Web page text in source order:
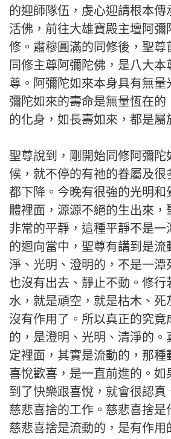
的迎師隊伍，虔心迎請根本傳
活佛，前往大雄寶殿主壇阿彌
修。肅穆圓滿的同修後，聖尊
同修主尊阿彌陀佛，是八大本
尊。阿彌陀如來本身具有無量
彌陀如來的壽命是無量恆在的
的化身，如長壽如來，都是屬
聖尊說到，剛開始同修阿彌陀
候，就不停的有祂的眷屬及很
都下降。今晚有很強的光明和
體裡面，源源不絕的生出來，
非常的平靜，這種平靜不是一
的迴向當中，聖尊有講到是流
淨、光明、澄明的，不是一潭
也沒有出去、靜止不動。修行
水，就是頑空，就是枯木、死
沒有作用了。所以真正的究竟
的，是澄明、光明、清淨的。
定裡面，其實是流動的，那種
喜悅歡喜，是一直前進的。如
到了快樂跟喜悅，就會很認真
慈悲喜捨的工作。慈悲喜捨是
慈悲喜捨是流動的，是有作用